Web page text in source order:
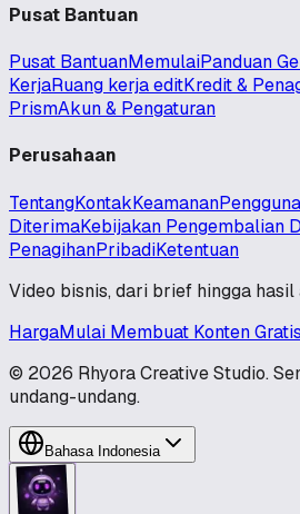
Pusat Bantuan
Pusat BantuanMemulaiPanduan
KerjaRuang kerja editKredit &
PrismAkun & Pengaturan
Perusahaan
TentangKontakKeamanan
DiterimaKebijakan Pengembalian
PenagihanPribadiKetentuan
Video bisnis, dari brief hingga hasil
HargaMulai Membuat Konten Gratis
© 2026 Rhyora Creative Studio.
undang-undang.
Bahasa Indonesia